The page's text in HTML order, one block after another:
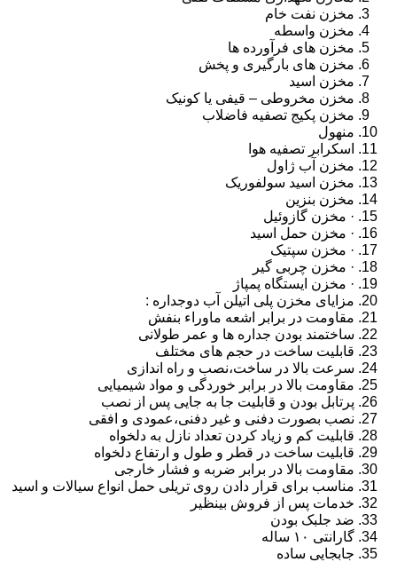
مخزن نفت خام
مخزن واسطه
مخزن های فرآورده ها
مخزن های بارگیری و پخش
مخزن اسید
مخزن مخروطی – قیفی یا کونیک
مخزن پکیج تصفیه فاضلاب
منهول
اسکرابر تصفیه هوا
مخزن آب ژاول
مخزن اسید سولفوریک
مخزن بنزین
· مخزن گازوئیل
· مخزن حمل اسید
· مخزن سپتیک
· مخزن چربی گیر
· مخزن ایستگاه پمپاژ
مزایای مخزن پلی اتیلن آب دوجداره :
مقاومت در برابر اشعه ماوراء بنفش
ساختمند بودن جداره ها و عمر طولانی
قابلیت ساخت در حجم های مختلف
سرعت بالا در ساخت،نصب و راه اندازی
مقاومت بالا در برابر خوردگی و مواد شیمیایی
پرتابل بودن و قابلیت جا به جایی پس از نصب
نصب بصورت دفنی و غیر دفنی،عمودی و افقی
قابلیت کم و زیاد کردن تعداد نازل به دلخواه
قابلیت ساخت در قطر و طول و ارتفاع دلخواه
مقاومت بالا در برابر ضربه و فشار خارجی
مناسب برای قرار دادن روی تریلی حمل انواع سیالات و اسید
خدمات پس از فروش بینظیر
ضد جلبک بودن
گارانتی ۱۰ ساله
جابجایی ساده